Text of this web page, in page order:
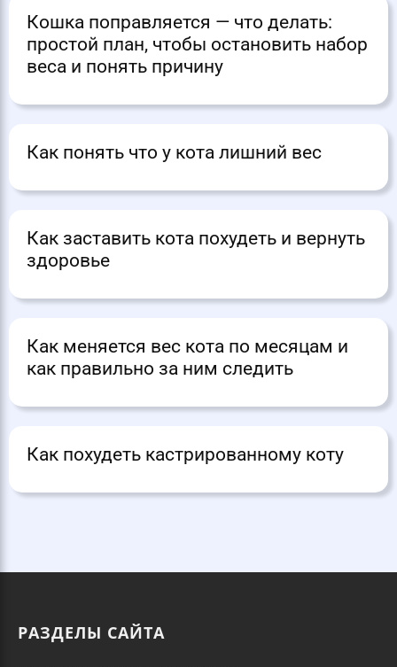
Кошка поправляется — что делать:
простой план, чтобы остановить набор
веса и понять причину
Как понять что у кота лишний вес
Как заставить кота похудеть и вернуть
здоровье
Как меняется вес кота по месяцам и
как правильно за ним следить
Как похудеть кастрированному коту
РАЗДЕЛЫ САЙТА